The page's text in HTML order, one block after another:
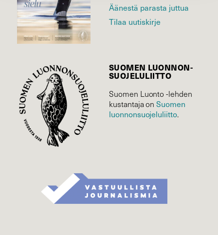
Äänestä parasta juttua
Tilaa uutiskirje
SUOMEN LUONNON­
SUOJELU­LIITTO
Suomen Luonto -lehden
kustantaja onSuomen
luonnonsuojelu­liitto.